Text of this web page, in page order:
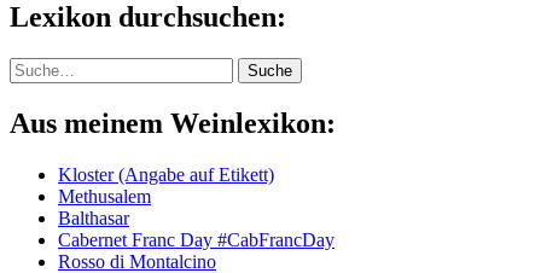
Lexikon durchsuchen:
Suche Suche
Aus meinem Weinlexikon:
Kloster (Angabe auf Etikett)
Methusalem
Balthasar
Cabernet Franc Day #CabFrancDay
Rosso di Montalcino